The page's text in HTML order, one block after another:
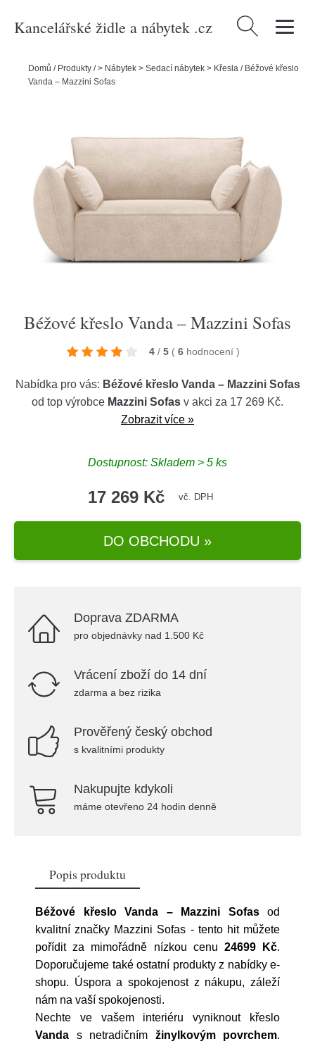
Kancelářské židle a nábytek .cz Vyhledávání
Domů / Produkty /> Nábytek > Sedací nábytek > Křesla / Béžové křeslo
Vanda – Mazzini Sofas
Béžové křeslo Vanda – Mazzini Sofas
4 / 5 ( 6 hodnocení )
Nabídka pro vás: Béžové křeslo Vanda – Mazzini Sofas
od top výrobce Mazzini Sofas v akci za 17 269 Kč.
Zobrazit více »
Dostupnost: Skladem > 5 ks
17 269 Kč vč. DPH
DO OBCHODU »
Doprava ZDARMA
pro objednávky nad 1.500 Kč
Vrácení zboží do 14 dní
zdarma a bez rizika
Prověřený český obchod
s kvalitními produkty
Nakupujte kdykoli
máme otevřeno 24 hodin denně
Popis produktu
Béžové křeslo Vanda – Mazzini Sofasod
kvalitní značky Mazzini Sofas - tento hit můžete
pořídit za mimořádně nízkou cenu 24699 Kč.
Doporučujeme také ostatní produkty z nabídky e-
shopu. Úspora a spokojenost z nákupu, záleží
nám na vaší spokojenosti.
Nechte ve vašem interiéru vyniknout křeslo
Vanda s netradičním žinylkovým povrchem.